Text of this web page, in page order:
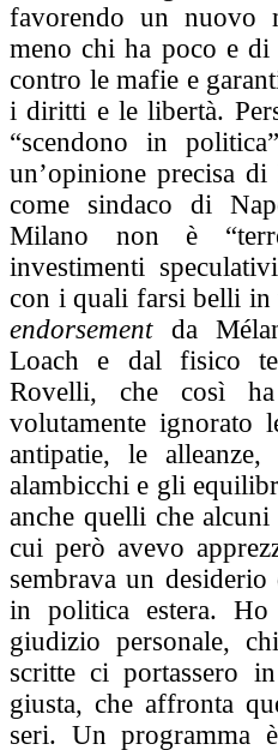
favorendo un nuovo
meno chi ha poco e di
contro le mafie e
i diritti e le libertà.
“scendono in
un’opinione precisa
come sindaco di
Milano non è
investimenti
con i quali farsi belli in
endorsementda
Loach e dal fisico
Rovelli, che così
volutamente ignorato
antipatie, le
alambicchi e gli
anche quelli che
cui però avevo
sembrava un
in politica estera.
giudizio personale,
scritte ci portassero
giusta, che affronta
seri. Un programma